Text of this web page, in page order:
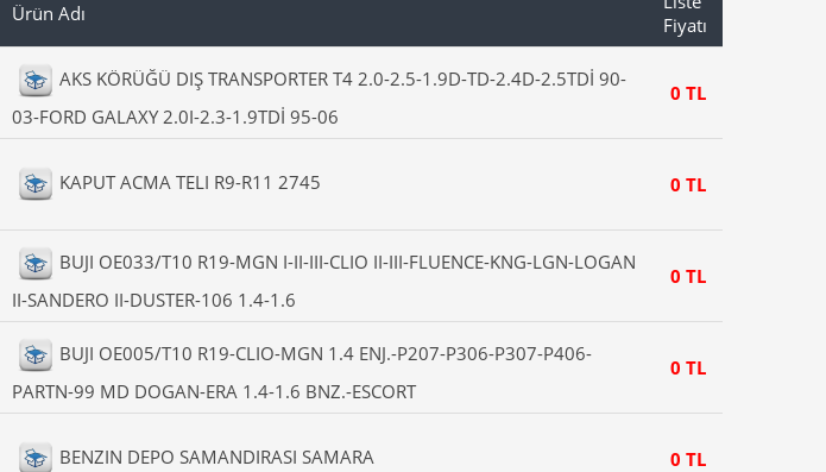
Ürün Adı
Fiyatı
AKS KÖRÜĞÜ DIŞ TRANSPORTER T4 2.0-2.5-1.9D-TD-2.4D-2.5TDİ 90-
03-FORD GALAXY 2.0I-2.3-1.9TDİ 95-06
0 TL
KAPUT ACMA TELI R9-R11 2745 0 TL
BUJI OE033/T10 R19-MGN I-II-III-CLIO II-III-FLUENCE-KNG-LGN-LOGAN
II-SANDERO II-DUSTER-106 1.4-1.6
0 TL
BUJI OE005/T10 R19-CLIO-MGN 1.4 ENJ.-P207-P306-P307-P406-
PARTN-99 MD DOGAN-ERA 1.4-1.6 BNZ.-ESCORT
0 TL
BENZIN DEPO SAMANDIRASI SAMARA 0 TL